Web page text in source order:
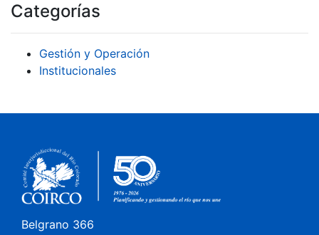
Categorías
Gestión y Operación
Institucionales
Belgrano 366